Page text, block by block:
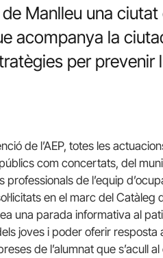
Manlleu una
acompanya la
per prevenir
de l’AEP, totes les
com concertats, del
professionals de l’equip
en el marc del
una parada informativa al
joves i poder oferir
de l’alumnat que s’acull